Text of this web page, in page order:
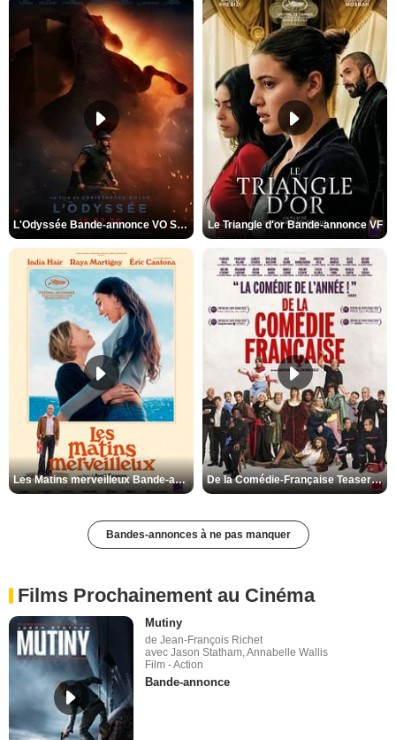
L'Odyssée Bande-annonce VO STFR Le Triangle d'or Bande-annonce VF
Les Matins merveilleux Bande-annonce VF De la Comédie-Française Teaser VF
Bandes-annonces à ne pas manquer
Films Prochainement au Cinéma
Mutiny
de Jean-François Richet
avec Jason Statham, Annabelle Wallis
Film - Action
Bande-annonce